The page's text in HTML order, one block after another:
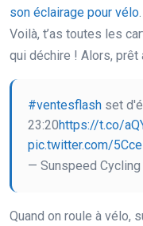
son éclairage pour vélo.
Voilà, t’as toutes les
qui déchire ! Alors, prêt
#ventesflash set
23:20https://t.co/
pic.twitter.com/
— Sunspeed
Quand on roule à vélo,